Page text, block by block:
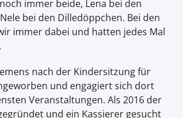
immer beide, Lena bei den
bei den Dilledöppchen. Bei den
immer dabei und hatten jedes Mal
nach der Kindersitzung für
und engagiert sich dort
Veranstaltungen. Als 2016 der
und ein Kassierer gesucht